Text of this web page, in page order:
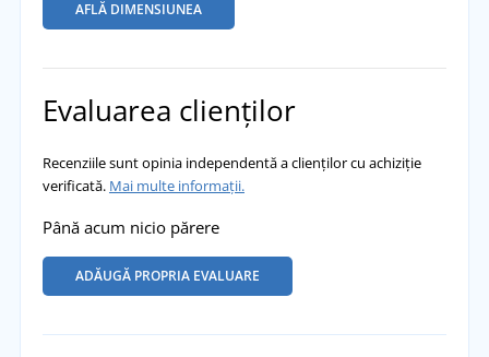
AFLĂ DIMENSIUNEA
Evaluarea clienților
Recenziile sunt opinia independentă a clienților cu achiziție
verificată. Mai multe informații.
Până acum nicio părere
ADĂUGĂ PROPRIA EVALUARE